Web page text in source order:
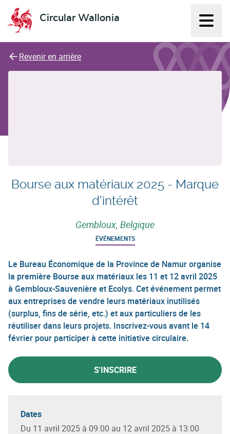
Circular Wallonia
L'économie circulaire
Revenir en arrière
Bourse aux matériaux 2025 - Marque
d'intérêt
Gembloux, Belgique
ÉVÉNEMENTS
Le Bureau Économique de la Province de Namur organise
la première Bourse aux matériaux les 11 et 12 avril 2025
à Gembloux-Sauvenière et Ecolys. Cet événement permet
aux entreprises de vendre leurs matériaux inutilisés
(surplus, fins de série, etc.) et aux particuliers de les
réutiliser dans leurs projets. Inscrivez-vous avant le 14
février pour participer à cette initiative circulaire.
S'INSCRIRE
Dates
Du 11 avril 2025 à 09:00 au 12 avril 2025 à 13:00